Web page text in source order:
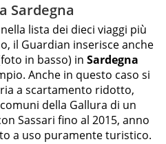
Sardegna
lista dei dieci viaggi più
il Guardian inserisce anche
in basso) in Sardegna
Anche in questo caso si
a scartamento ridotto,
della Gallura di un
Sassari fino al 2015, anno
a uso puramente turistico.